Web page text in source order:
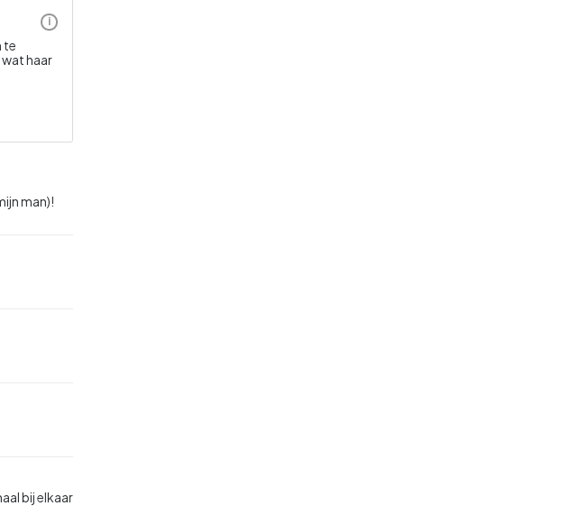
te
haar
i
man)!
bij elkaar